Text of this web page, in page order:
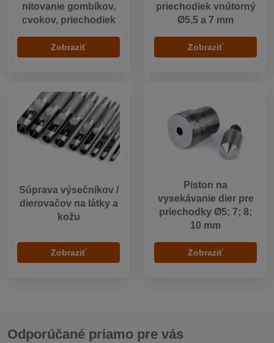
nitovanie gombíkov,
cvokov, priechodiek
Zobraziť
priechodiek vnútorný
Ø5,5 a 7 mm
Zobraziť
Súprava výsečníkov /
dierovačov na látky a
kožu
Zobraziť
Piston na
vysekávanie dier pre
priechodky Ø5; 7; 8;
10 mm
Zobraziť
Odporúčané priamo pre vás